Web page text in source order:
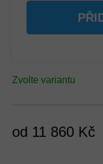
od 11 860 Kč
Zvolte variantu